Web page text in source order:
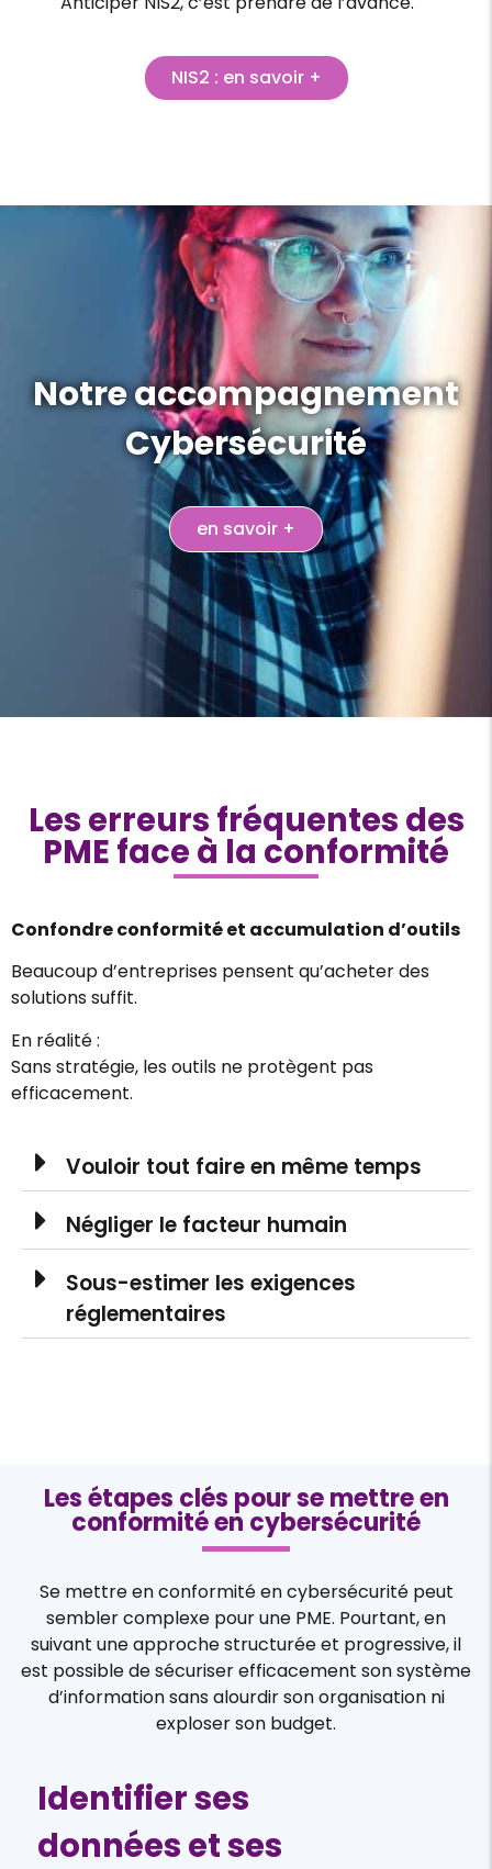
NIS2 : en savoir +
Notre accompagnement
Cybersécurité
en savoir +
Les erreurs fréquentes des
PME face à la conformité
Confondre conformité et accumulation d’outils
Beaucoup d’entreprises pensent qu’acheter des
solutions suffit.
En réalité :
Sans stratégie, les outils ne protègent pas
efficacement.
Vouloir tout faire en même temps
Négliger le facteur humain
Sous-estimer les exigences
réglementaires
Les étapes clés pour se mettre en
conformité en cybersécurité
Se mettre en conformité en cybersécurité peut
sembler complexe pour une PME. Pourtant, en
suivant une approche structurée et progressive, il
est possible de sécuriser efficacement son système
d’information sans alourdir son organisation ni
exploser son budget.
Identifier ses
données et ses